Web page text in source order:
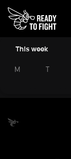
This week
M T